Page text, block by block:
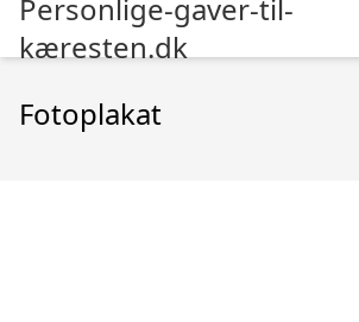
Personlige-gaver-til-
kæresten.dk
Fotoplakat